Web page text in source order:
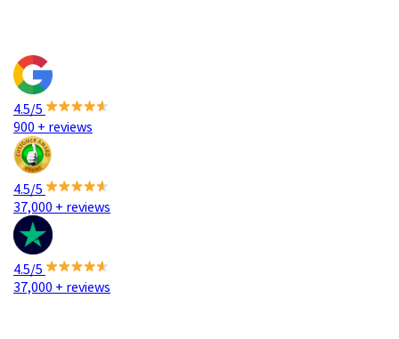
4.5/5
900 + reviews
4.5/5
37,000 + reviews
4.5/5
37,000 + reviews